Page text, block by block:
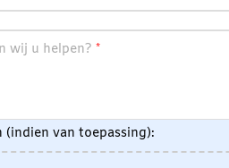
wij u helpen?
(indien van toepassing):